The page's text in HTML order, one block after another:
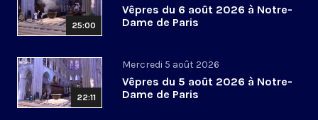
25:00
Vêpres du 6 août 2026 à Notre-
Dame de Paris
22:11
Mercredi 5 août 2026
Vêpres du 5 août 2026 à Notre-
Dame de Paris